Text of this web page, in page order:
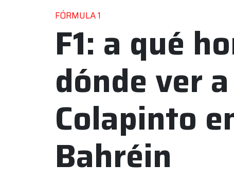
FÓRMULA 1
F1: a qué
dónde ver
Colapinto
Bahréin